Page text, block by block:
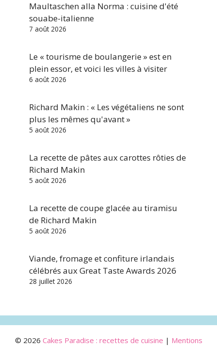
Maultaschen alla Norma : cuisine d'été
souabe-italienne
7 août 2026
Le « tourisme de boulangerie » est en
plein essor, et voici les villes à visiter
6 août 2026
Richard Makin : « Les végétaliens ne sont
plus les mêmes qu'avant »
5 août 2026
La recette de pâtes aux carottes rôties de
Richard Makin
5 août 2026
La recette de coupe glacée au tiramisu
de Richard Makin
5 août 2026
Viande, fromage et confiture irlandais
célébrés aux Great Taste Awards 2026
28 juillet 2026
© 2026 Cakes Paradise : recettes de cuisine | Mentions